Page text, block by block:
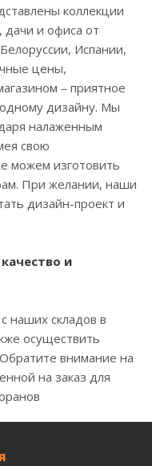
коллекции
и офиса от
Испании,
цены,
– приятное
дизайну. Мы
налаженным
свою
можем изготовить
При желании, наши
дизайн-проект и
и
наших складов в
осуществить
внимание на
на заказ для